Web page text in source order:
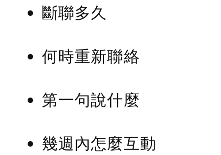
斷聯多久
何時重新聯絡
第一句說什麼
幾週內怎麼互動